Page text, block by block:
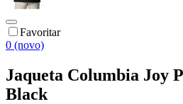
Favoritar
0 (novo)
Jaqueta Columbia Joy
Black